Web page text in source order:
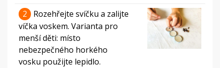
2
Rozehřejte svíčku a zalijte
víčka voskem. Varianta pro
menší děti: místo
nebezpečného horkého
vosku použijte lepidlo.